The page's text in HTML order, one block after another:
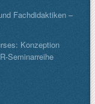
Fachdidaktiken –
Konzeption
Seminarreihe